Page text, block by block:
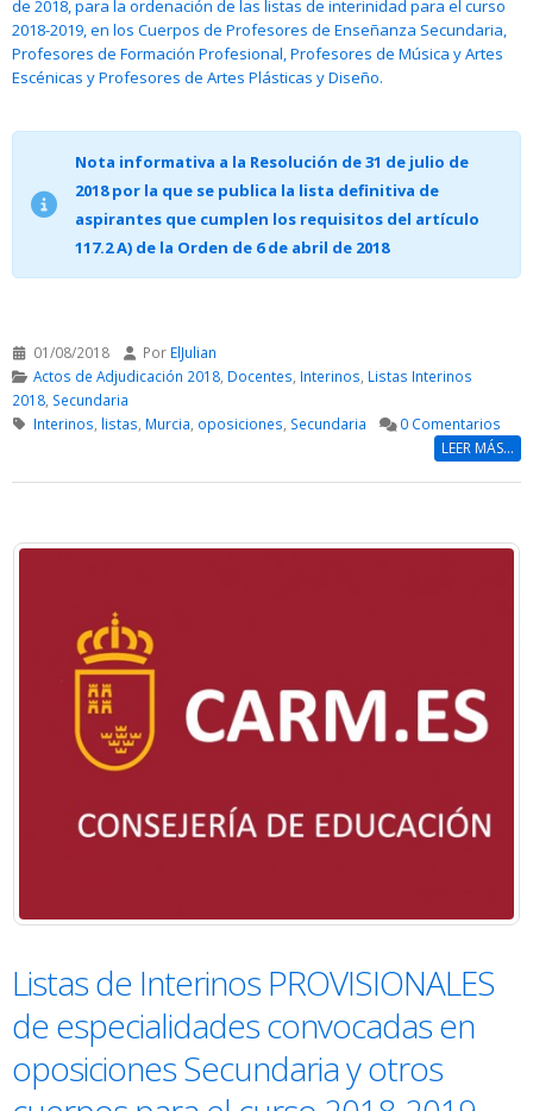
de 2018, para la ordenación de las listas de interinidad para el curso
2018-2019, en los Cuerpos de Profesores de Enseñanza Secundaria,
Profesores de Formación Profesional, Profesores de Música y Artes
Escénicas y Profesores de Artes Plásticas y Diseño.
Nota informativa a la Resolución de 31 de julio de
2018 por la que se publica la lista definitiva de
aspirantes que cumplen los requisitos del artículo
117.2 A) de la Orden de 6 de abril de 2018
01/08/2018 Por ElJulian
Actos de Adjudicación 2018, Docentes Interinos Listas Interinos
2018 Secundaria
Interinos listas Murcia oposiciones Secundaria 0 Comentarios
LEER MÁS...
Listas de Interinos PROVISIONALES
de especialidades convocadas en
oposiciones Secundaria y otros